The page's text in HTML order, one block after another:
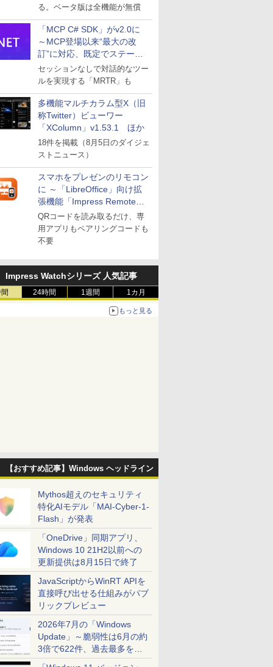
る。ベータ版は全機能が無償
「MCP C# SDK」がv2.0に
～MCP登場以来“最大の改
訂”に対応、既定でステート
レスへ
セッションなしで対話的なツー
ルを実現する「MRTR」も
多機能マルチカラム型X（旧
称Twitter）ビューワー
「XColumn」v1.53.1 ほか
18件を掲載（8月5日のダイジェ
ストニュース）
スマホをプレゼンのリモコン
に ～「LibreOffice」向け拡
張機能「Impress Remote」
が公開
QRコードを読み取るだけ、専
用アプリもペアリングコードも
不要
Impress Watchシリーズ 人気記事
24時間 1週間 1カ月
もっと見る
【おすすめ記事】Windows ヘッドライン
Mythos超えのセキュリティ
特化AIモデル「MAI-Cyber-1-
Flash」が発表
「OneDrive」同期アプリ、
Windows 10 21H2以前への
更新提供は8月15日で終了
JavaScriptからWinRT APIを
直接呼び出せる仕組みがパブ
リックプレビュー
2026年7月の「Windows
Update」～脆弱性は6月の約
3倍で622件、過去最多を大
幅に更新